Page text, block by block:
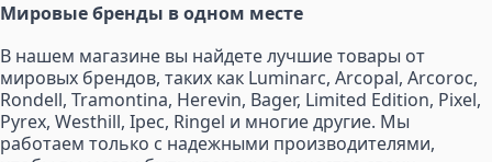
Мировые бренды в одном месте
В нашем магазине вы найдете лучшие товары от
мировых брендов, таких как Luminarc, Arcopal, Arcoroc,
Rondell, Tramontina, Herevin, Bager, Limited Edition, Pixel,
Pyrex, Westhill, Ipec, Ringel и многие другие. Мы
работаем только с надежными производителями,